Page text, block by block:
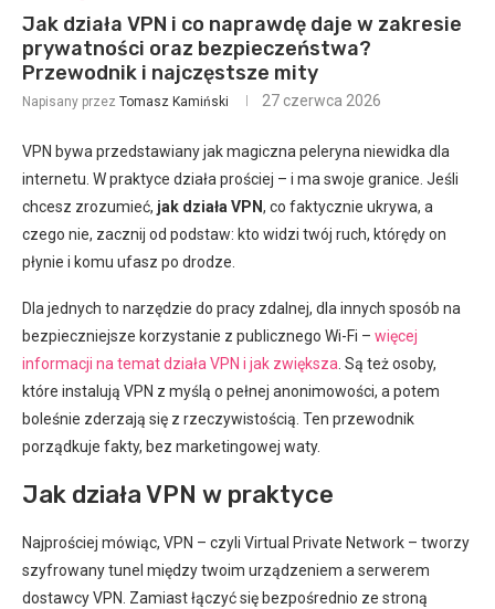
Jak działa VPN i co naprawdę daje w zakresie
prywatności oraz bezpieczeństwa?
Przewodnik i najczęstsze mity
Napisany przez Tomasz Kamiński 27 czerwca 2026
VPN bywa przedstawiany jak magiczna peleryna niewidka dla
internetu. W praktyce działa prościej – i ma swoje granice. Jeśli
chcesz zrozumieć, jak działa VPN, co faktycznie ukrywa, a
czego nie, zacznij od podstaw: kto widzi twój ruch, którędy on
płynie i komu ufasz po drodze.
Dla jednych to narzędzie do pracy zdalnej, dla innych sposób na
bezpieczniejsze korzystanie z publicznego Wi-Fi – więcej
informacji na temat działa VPN i jak zwiększa. Są też osoby,
które instalują VPN z myślą o pełnej anonimowości, a potem
boleśnie zderzają się z rzeczywistością. Ten przewodnik
porządkuje fakty, bez marketingowej waty.
Jak działa VPN w praktyce
Najprościej mówiąc, VPN – czyli Virtual Private Network – tworzy
szyfrowany tunel między twoim urządzeniem a serwerem
dostawcy VPN. Zamiast łączyć się bezpośrednio ze stroną